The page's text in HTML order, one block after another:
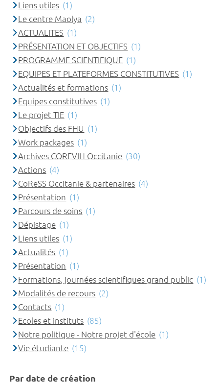
Liens utiles (1)
Le centre Maolya (2)
ACTUALITES (1)
PRÉSENTATION ET OBJECTIFS (1)
PROGRAMME SCIENTIFIQUE (1)
EQUIPES ET PLATEFORMES CONSTITUTIVES (1)
Actualités et formations (1)
Equipes constitutives (1)
Le projet TIE (1)
Objectifs des FHU (1)
Work packages (1)
Archives COREVIH Occitanie (30)
Actions (4)
CoReSS Occitanie & partenaires (4)
Présentation (1)
Parcours de soins (1)
Dépistage (1)
Liens utiles (1)
Actualités (1)
Présentation (1)
Formations, journées scientifiques grand public (1)
Modalités de recours (2)
Contacts (1)
Ecoles et instituts (85)
Notre politique - Notre projet d'école (1)
Vie étudiante (15)
Par date de création